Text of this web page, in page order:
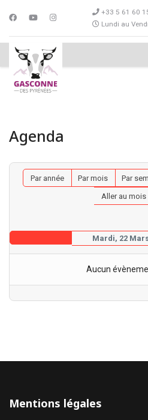
+33 5 61 60
Lundi au
Agenda
Par année Par mois Par
Aller au mois
Mardi, 22
Aucun
Mentions légales